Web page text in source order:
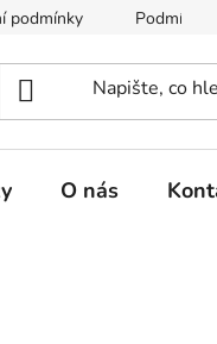
podmínky Podmínky
O nás